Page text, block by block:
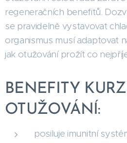
regeneračních benefitů.
se pravidelně vystavovat
organismus musí adaptovat
jak otužování prožít co
BENEFITY
OTUŽOVÁNÍ:
posiluje imunitní